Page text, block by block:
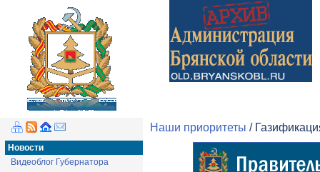
Новости
Видеоблог Губернатора
Наши приоритеты /